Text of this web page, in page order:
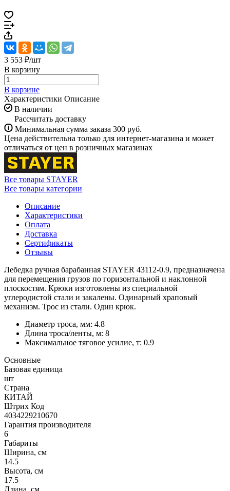
3 553 ₽/шт
В корзину
В корзине
Характеристики Описание
В наличии
Рассчитать доставку
Минимальная сумма заказа 300 руб.
Цена действительна только для интернет-магазина и может
отличаться от цен в розничных магазинах
Все товары STAYER
Все товары категории
Описание
Характеристики
Оплата
Доставка
Сертификаты
Отзывы
Лебедка ручная барабанная STAYER 43112-0.9, предназначена
для перемещения грузов по горизонтальной и наклонной
плоскостям. Крюки изготовлены из специальной
углеродистой стали и закалены. Одинарный храповый
механизм. Трос из стали. Один крюк.
Диаметр троса, мм: 4.8
Длина троса/ленты, м: 8
Максимальное тяговое усилие, т: 0.9
Основные
Базовая единица
шт
Страна
КИТАЙ
Штрих Код
4034229210670
Гарантия производителя
6
Габариты
Ширина, см
14.5
Высота, см
17.5
Длина, см